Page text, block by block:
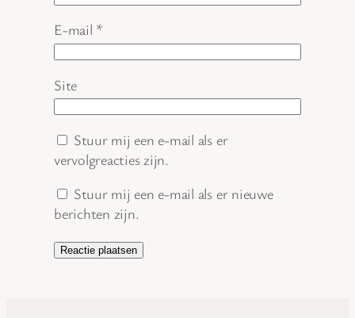
E-mail *
Site
Stuur mij een e-mail als er
vervolgreacties zijn.
Stuur mij een e-mail als er nieuwe
berichten zijn.